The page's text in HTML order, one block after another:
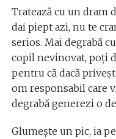
Tratează cu un dram
dai piept azi, nu te
serios. Mai degrabă
copil nevinovat, poţi
pentru că dacă
om responsabil care
degrabă generezi o
Glumeşte un pic, ia